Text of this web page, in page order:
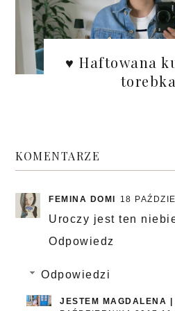
♥ Haftowana
KOMENTARZE
FEMINA DOMI 18
Uroczy jest ten
Odpowiedz
Odpowiedzi
JESTEM MAGDALENA